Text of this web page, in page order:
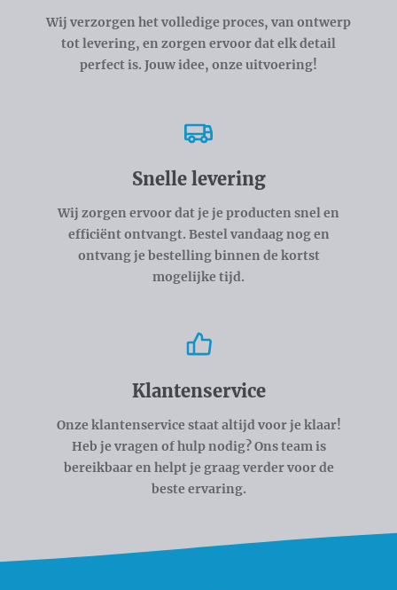
Wij verzorgen het volledige proces, van ontwerp
tot levering, en zorgen ervoor dat elk detail
perfect is. Jouw idee, onze uitvoering!
Snelle levering
Wij zorgen ervoor dat je je producten snel en
efficiënt ontvangt. Bestel vandaag nog en
ontvang je bestelling binnen de kortst
mogelijke tijd.
Klantenservice
Onze klantenservice staat altijd voor je klaar!
Heb je vragen of hulp nodig? Ons team is
bereikbaar en helpt je graag verder voor de
beste ervaring.